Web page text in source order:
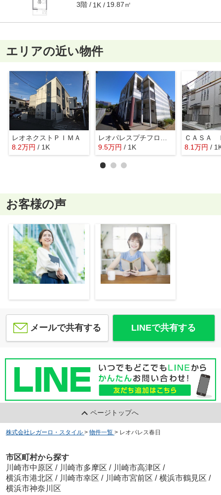
3階 1K 19.87㎡
エリアの近い物件
レオネクストＰＩＭＡ
8.2万円 / 1K
9.5万円 / 1K 8.1万円 /
お客様の声
メールで共有する LINEで共有する
ページトップへ
株式会社レガーロ・スタイル > 物件一覧 > レオパレス春日
市区町村から探す
川崎市中原区 / 川崎市多摩区 / 川崎市高津区 /
横浜市港北区 / 川崎市幸区 / 川崎市宮前区 / 横浜市鶴見区 /
横浜市神奈川区